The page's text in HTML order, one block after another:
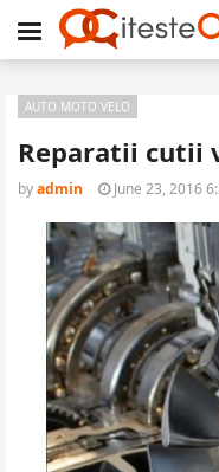
Reparatii cutii
AUTO MOTO VELO
byadmin June 23, 2016